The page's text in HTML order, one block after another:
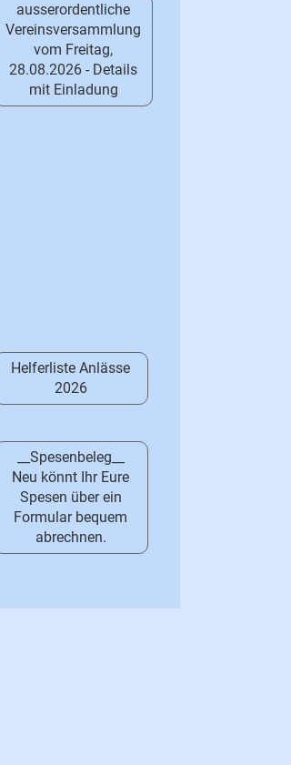
ausserordentliche
Vereinsversammlung
vom Freitag,
28.08.2026 - Details
mit Einladung
Helferliste Anlässe
2026
__Spesenbeleg__
Neu könnt Ihr Eure
Spesen über ein
Formular bequem
abrechnen.